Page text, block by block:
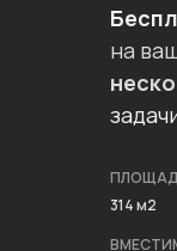
на
314 м2